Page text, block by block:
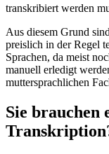
transkribiert werden
Aus diesem Grund
preislich in der Regel
Sprachen, da meist
manuell erledigt
muttersprachlichen
Sie brauchen